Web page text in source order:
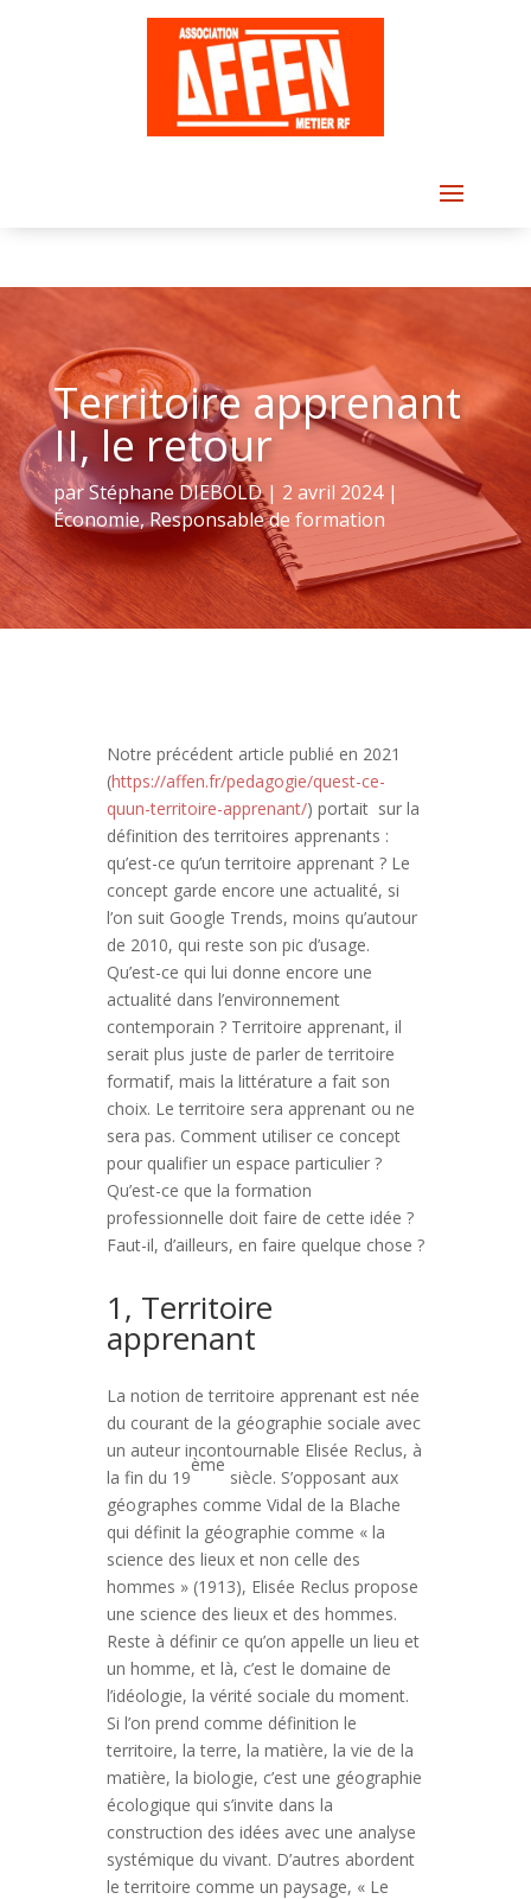
Territoire apprenant
II, le retour
parStéphane DIEBOLD| 2 avril 2024|
Économie,Responsable de formation
Notre précédent article publié en 2021
(https://affen.fr/pedagogie/quest-ce-
quun-territoire-apprenant/) portait sur la
définition des territoires apprenants :
qu’est-ce qu’un territoire apprenant ? Le
concept garde encore une actualité, si
l’on suit Google Trends, moins qu’autour
de 2010, qui reste son pic d’usage.
Qu’est-ce qui lui donne encore une
actualité dans l’environnement
contemporain ? Territoire apprenant, il
serait plus juste de parler de territoire
formatif, mais la littérature a fait son
choix. Le territoire sera apprenant ou ne
sera pas. Comment utiliser ce concept
pour qualifier un espace particulier ?
Qu’est-ce que la formation
professionnelle doit faire de cette idée ?
Faut-il, d’ailleurs, en faire quelque chose ?
1, Territoire
apprenant
La notion de territoire apprenant est née
du courant de la géographie sociale avec
un auteur incontournable Elisée Reclus, à
la fin du 19
ème
siècle. S’opposant aux
géographes comme Vidal de la Blache
qui définit la géographie comme « la
science des lieux et non celle des
hommes » (1913), Elisée Reclus propose
une science des lieux et des hommes.
Reste à définir ce qu’on appelle un lieu et
un homme, et là, c’est le domaine de
l’idéologie, la vérité sociale du moment.
Si l’on prend comme définition le
territoire, la terre, la matière, la vie de la
matière, la biologie, c’est une géographie
écologique qui s’invite dans la
construction des idées avec une analyse
systémique du vivant. D’autres abordent
le territoire comme un paysage, « Le